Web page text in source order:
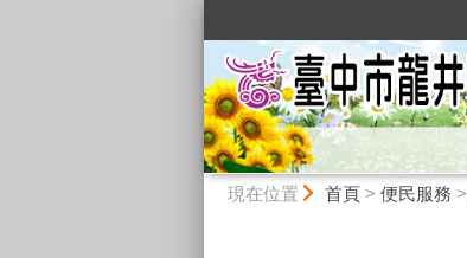
現在位置 首頁> 便民服務 >